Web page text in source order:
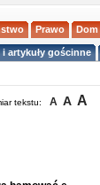
Prawo Dom
i artykuły gościnne
tekstu: A A A